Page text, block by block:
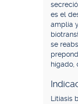
es el
amplia
se
hígado,
Litiasis